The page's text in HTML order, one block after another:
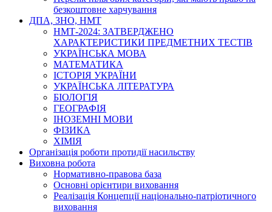
безкоштовне харчування
ДПА, ЗНО, НМТ
НМТ-2024: ЗАТВЕРДЖЕНО
ХАРАКТЕРИСТИКИ ПРЕДМЕТНИХ ТЕСТІВ
УКРАЇНСЬКА МОВА
МАТЕМАТИКА
ІСТОРІЯ УКРАЇНИ
УКРАЇНСЬКА ЛІТЕРАТУРА
БІОЛОГІЯ
ГЕОГРАФІЯ
ІНОЗЕМНІ МОВИ
ФІЗИКА
ХІМІЯ
Організація роботи протидії насильству
Виховна робота
Нормативно-правова база
Основні орієнтири виховання
Реалізація Концепції національно-патріотичного
виховання